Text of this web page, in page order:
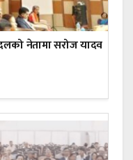
नेतामा सरोज यादव